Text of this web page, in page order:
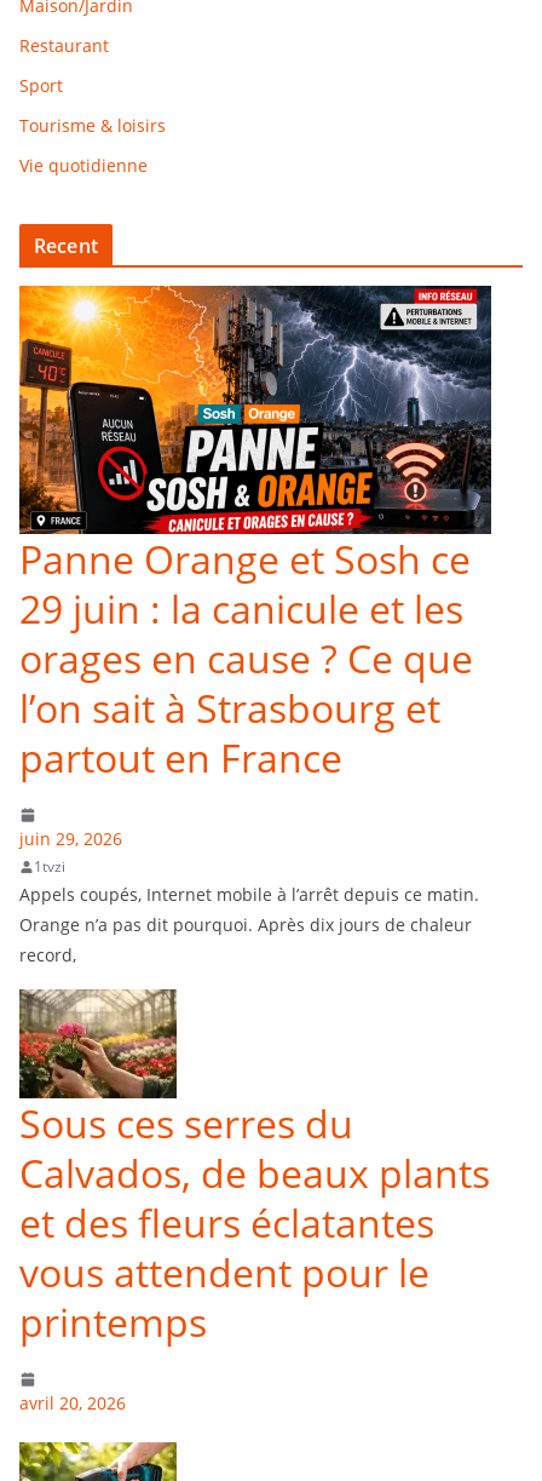
Maison/Jardin
Restaurant
Sport
Tourisme & loisirs
Vie quotidienne
Recent
Panne Orange et Sosh ce
29 juin : la canicule et les
orages en cause ? Ce que
l’on sait à Strasbourg et
partout en France
juin 29, 2026
1tvzi
Appels coupés, Internet mobile à l’arrêt depuis ce matin.
Orange n’a pas dit pourquoi. Après dix jours de chaleur
record,
Sous ces serres du
Calvados, de beaux plants
et des fleurs éclatantes
vous attendent pour le
printemps
avril 20, 2026